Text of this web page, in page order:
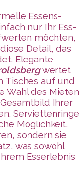
Essens-
nur Ihr Ess-
möchten,
Detail, das
Elegante
wertet
Tisches auf und
Wahl des Mieten
Ihrer
Serviettenringe
Möglichkeit,
sondern sie
was sowohl
Esserlebnis